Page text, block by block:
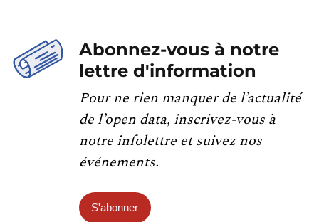
Abonnez-vous à notre
lettre d'information
Pour ne rien manquer de l’actualité
de l’open data, inscrivez-vous à
notre infolettre et suivez nos
événements.
S'abonner